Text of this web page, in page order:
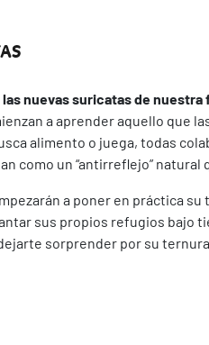
las nuevas suricatas de nuestra
a aprender aquello que
alimento o juega, todas
como un “antirreflejo” natural
a poner en práctica su
sus propios refugios bajo
sorprender por su